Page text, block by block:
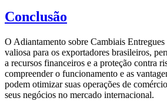
Conclusão
O Adiantamento sobre Cambiais
valiosa para os exportadores brasileiros,
a recursos financeiros e a proteção contra
compreender o funcionamento e as
podem otimizar suas operações de
seus negócios no mercado internacional.